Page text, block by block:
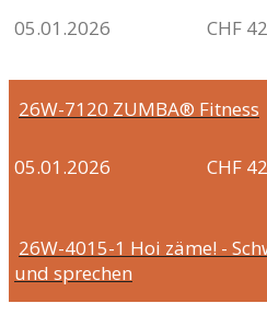
05.01.2026 CHF
26W-7120 ZUMBA® Fitness
05.01.2026 CHF
26W-4015-1 Hoi zäme! -
und sprechen